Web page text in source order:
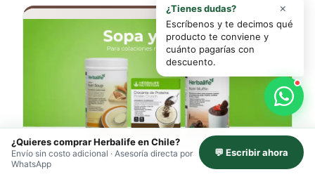
🍲
¿Quieres comprar Herbalife en Chile?
Envío sin costo adicional · Asesoría directa por
WhatsApp
💬 Escribir ahora
¿Tienes dudas?
Escríbenos y te decimos qué
producto te conviene y
cuánto pagarías con
descuento.
×